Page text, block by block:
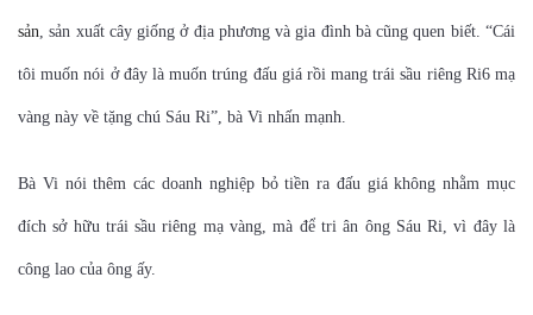
sản, sản xuất cây giống ở địa phương và gia đình bà cũng quen biết. “Cái
tôi muốn nói ở đây là muốn trúng đấu giá rồi mang trái sầu riêng Ri6 mạ
vàng này về tặng chú Sáu Ri”, bà Vi nhấn mạnh.
Bà Vi nói thêm các doanh nghiệp bỏ tiền ra đấu giá không nhằm mục
đích sở hữu trái sầu riêng mạ vàng, mà để tri ân ông Sáu Ri, vì đây là
công lao của ông ấy.